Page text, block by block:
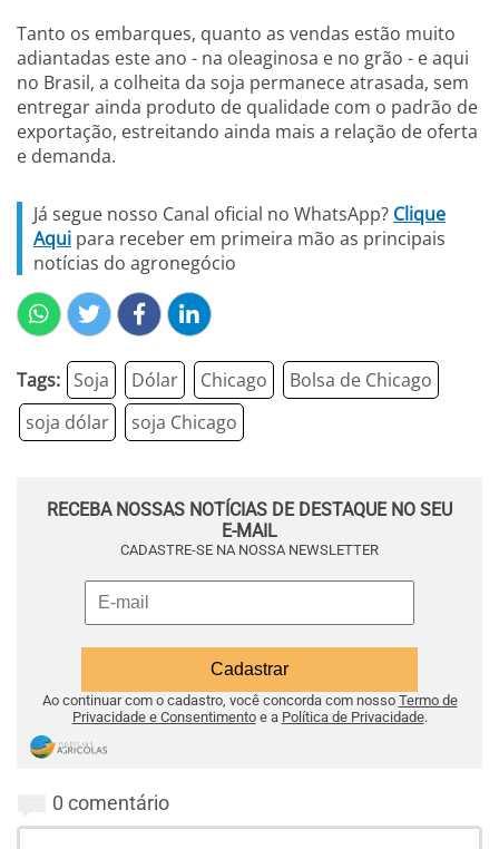
Tanto os embarques, quanto as vendas estão muito
adiantadas este ano - na oleaginosa e no grão - e aqui
no Brasil, a colheita da soja permanece atrasada, sem
entregar ainda produto de qualidade com o padrão de
exportação, estreitando ainda mais a relação de oferta
e demanda.
Já segue nosso Canal oficial no WhatsApp? Clique
Aqui para receber em primeira mão as principais
notícias do agronegócio
Tags: Soja Dólar Chicago
Bolsa de Chicago
soja dólar
soja Chicago
RECEBA NOSSAS NOTÍCIAS DE DESTAQUE NO SEU
E-MAIL
CADASTRE-SE NA NOSSA NEWSLETTER
Ao continuar com o cadastro, você concorda com nosso Termo de
Privacidade e Consentimentoe a Política de Privacidade.
0 comentário